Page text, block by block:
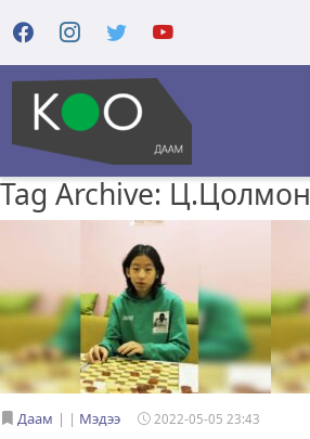
Tag Archive: Ц.Цолмон
Даам | Мэдээ 2022-05-05 23:43